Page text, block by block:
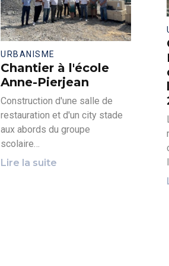
URBANISME
Chantier à l'école
Anne-Pierjean
Construction d'une salle de
restauration et d'un city stade
aux abords du groupe
scolaire…
Lire la suite